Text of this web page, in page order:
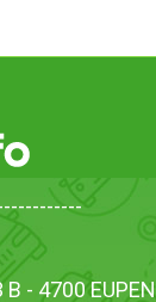
- 4700 EUPEN